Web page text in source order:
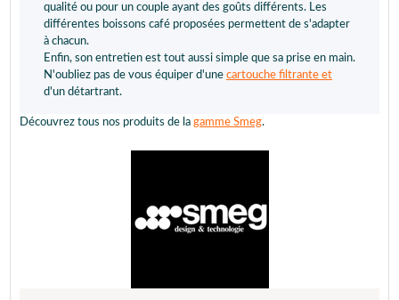
qualité ou pour un couple ayant des goûts différents. Les
différentes boissons café proposées permettent de s'adapter
à chacun.
Enfin, son entretien est tout aussi simple que sa prise en main.
N'oubliez pas de vous équiper d'une cartouche filtrante et
d'un détartrant.
Découvrez tous nos produits de la gamme Smeg.